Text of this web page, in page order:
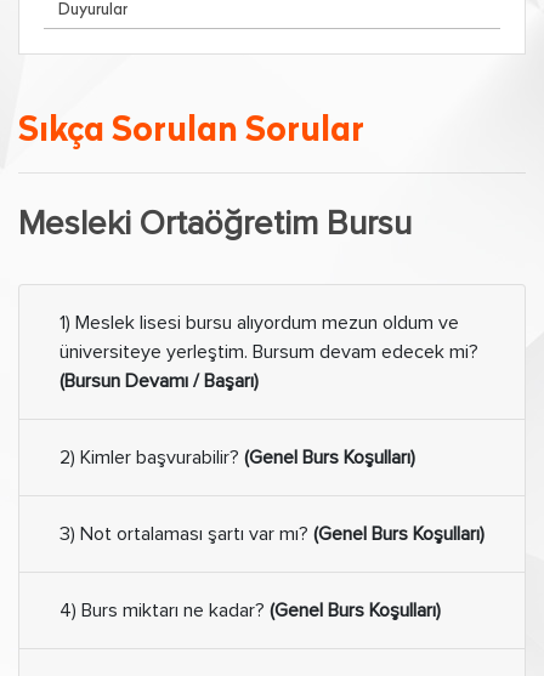
Sıkça Sorulan Sorular
Mesleki Ortaöğretim Bursu
1) Meslek lisesi bursu alıyordum mezun oldum ve
üniversiteye yerleştim. Bursum devam edecek mi?
(Bursun Devamı / Başarı)
2) Kimler başvurabilir? (Genel Burs Koşulları)
3) Not ortalaması şartı var mı? (Genel Burs Koşulları)
4) Burs miktarı ne kadar? (Genel Burs Koşulları)
Duyurular